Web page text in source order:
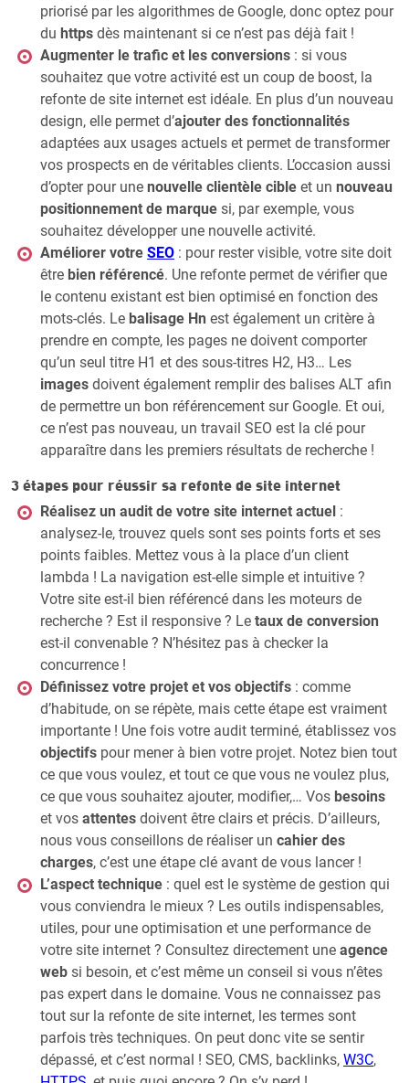
priorisé par les algorithmes de Google, donc optez pour
du https dès maintenant si ce n’est pas déjà fait !
Augmenter le trafic et les conversions : si vous
souhaitez que votre activité est un coup de boost, la
refonte de site internet est idéale. En plus d’un nouveau
design, elle permet d’ajouter des fonctionnalités
adaptées aux usages actuels et permet de transformer
vos prospects en de véritables clients. L’occasion aussi
d’opter pour une nouvelle clientèle cible et un nouveau
positionnement de marque si, par exemple, vous
souhaitez développer une nouvelle activité.
Améliorer votre SEO : pour rester visible, votre site doit
être bien référencé. Une refonte permet de vérifier que
le contenu existant est bien optimisé en fonction des
mots-clés. Le balisage Hn est également un critère à
prendre en compte, les pages ne doivent comporter
qu’un seul titre H1 et des sous-titres H2, H3… Les
images doivent également remplir des balises ALT afin
de permettre un bon référencement sur Google. Et oui,
ce n’est pas nouveau, un travail SEO est la clé pour
apparaître dans les premiers résultats de recherche !
3 étapes pour réussir sa refonte de site internet
Réalisez un audit de votre site internet actuel :
analysez-le, trouvez quels sont ses points forts et ses
points faibles. Mettez vous à la place d’un client
lambda ! La navigation est-elle simple et intuitive ?
Votre site est-il bien référencé dans les moteurs de
recherche ? Est il responsive ? Le taux de conversion
est-il convenable ? N’hésitez pas à checker la
concurrence !
Définissez votre projet et vos objectifs : comme
d’habitude, on se répète, mais cette étape est vraiment
importante ! Une fois votre audit terminé, établissez vos
objectifs pour mener à bien votre projet. Notez bien tout
ce que vous voulez, et tout ce que vous ne voulez plus,
ce que vous souhaitez ajouter, modifier,… Vos besoins
et vos attentes doivent être clairs et précis. D’ailleurs,
nous vous conseillons de réaliser un cahier des
charges, c’est une étape clé avant de vous lancer !
L’aspect technique : quel est le système de gestion qui
vous conviendra le mieux ? Les outils indispensables,
utiles, pour une optimisation et une performance de
votre site internet ? Consultez directement une agence
web si besoin, et c’est même un conseil si vous n’êtes
pas expert dans le domaine. Vous ne connaissez pas
tout sur la refonte de site internet, les termes sont
parfois très techniques. On peut donc vite se sentir
dépassé, et c’est normal ! SEO, CMS, backlinks, W3C,